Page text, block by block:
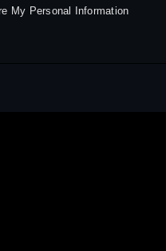
My Personal Information